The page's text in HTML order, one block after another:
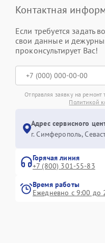
Контактная
Если требуется задать
свои данные и
проконсультирует Вас!
Отправляя заявку на
Политикой
Адрес сервисного
г. Симферополь,
Горячая линия
+7 (800) 301-55-83
Время работы
Ежедневно с 9:00 до